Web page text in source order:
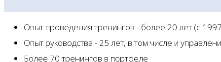
Опыт проведения тренингов - более 20 лет (с
Опыт руководства - 25 лет, в том числе и
Более 70 тренингов в портфеле